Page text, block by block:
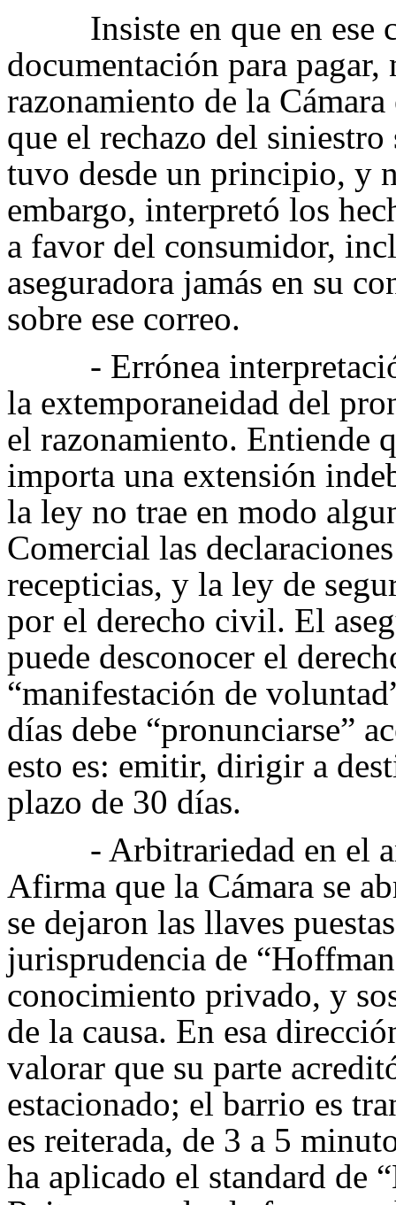
Insiste en que en
documentación para
razonamiento de la
que el rechazo del
tuvo desde un principio, y
embargo, interpretó los
a favor del consumidor,
aseguradora jamás en su
sobre ese correo.
- Errónea
la extemporaneidad del
el razonamiento. Entiende
importa una extensión
la ley no trae en modo
Comercial las
recepticias, y la ley de
por el derecho civil. El
puede desconocer el
“manifestación de
días debe “pronunciarse”
esto es: emitir, dirigir a
plazo de 30 días.
- Arbitrariedad en el
Afirma que la Cámara se
se dejaron las llaves
jurisprudencia de
conocimiento privado, y
de la causa. En esa
valorar que su parte
estacionado; el barrio es
es reiterada, de 3 a 5
ha aplicado el standard de